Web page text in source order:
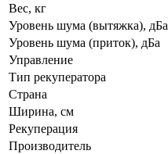
Вес, кг
Уровень шума (вытяжка), дБа
Уровень шума (приток), дБа
Управление
Тип рекуператора
Страна
Ширина, см
Рекуперация
Производитель